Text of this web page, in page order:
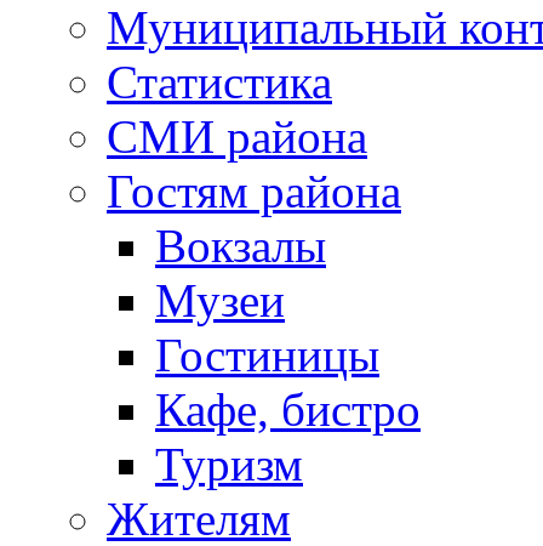
Муниципальный
Статистика
СМИ района
Гостям района
Вокзалы
Музеи
Гостиницы
Кафе, бистро
Туризм
Жителям